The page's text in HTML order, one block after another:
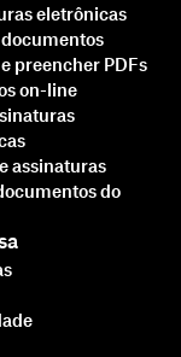
eletrônicas
preencher PDFs
on-line
assinaturas
do